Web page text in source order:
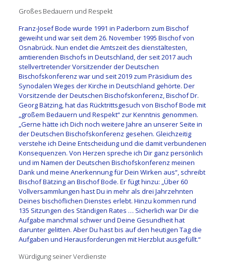
Großes Bedauern und Respekt
Franz-Josef Bode wurde 1991 in Paderborn zum Bischof
geweiht und war seit dem 26. November 1995 Bischof von
Osnabrück. Nun endet die Amtszeit des dienstältesten,
amtierenden Bischofs in Deutschland, der seit 2017 auch
stellvertretender Vorsitzender der Deutschen
Bischofskonferenz war und seit 2019 zum Präsidium des
Synodalen Weges der Kirche in Deutschland gehörte. Der
Vorsitzende der Deutschen Bischofskonferenz, Bischof Dr.
Georg Bätzing, hat das Rücktrittsgesuch von Bischof Bode mit
„großem Bedauern und Respekt“ zur Kenntnis genommen.
„Gerne hätte ich Dich noch weitere Jahre an unserer Seite in
der Deutschen Bischofskonferenz gesehen. Gleichzeitig
verstehe ich Deine Entscheidung und die damit verbundenen
Konsequenzen. Von Herzen spreche ich Dir ganz persönlich
und im Namen der Deutschen Bischofskonferenz meinen
Dank und meine Anerkennung für Dein Wirken aus“, schreibt
Bischof Bätzing an Bischof Bode. Er fügt hinzu: „Über 60
Vollversammlungen hast Du in mehr als drei Jahrzehnten
Deines bischöflichen Dienstes erlebt. Hinzu kommen rund
135 Sitzungen des Ständigen Rates … Sicherlich war Dir die
Aufgabe manchmal schwer und Deine Gesundheit hat
darunter gelitten. Aber Du hast bis auf den heutigen Tag die
Aufgaben und Herausforderungen mit Herzblut ausgefüllt.“
Würdigung seiner Verdienste